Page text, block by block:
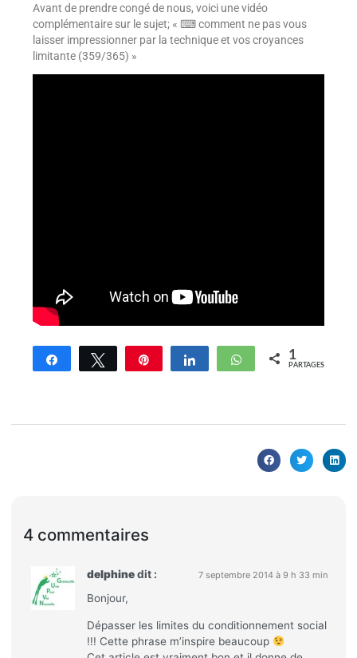
Avant de prendre congé de nous, voici une vidéo
complémentaire sur le sujet; « ⌨ comment ne pas vous
laisser impressionner par la technique et vos croyances
limitante (359/365) »
Partagez Tweetez Enregistrer Partagez WhatsApp
1
PARTAGES
4 commentaires
delphine dit : 7 septembre 2014 à 9 h 33 min
Bonjour,
Dépasser les limites du conditionnement social
!!! Cette phrase m’inspire beaucoup